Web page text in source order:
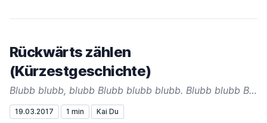
Rückwärts zählen
(Kürzestgeschichte)
Blubb blubb, blubb Blubb blubb blubb. Blubb blubb Blubb. Blubb blubb Blubb Blubb, blubb.
19.03.2017 1 min Kai Du